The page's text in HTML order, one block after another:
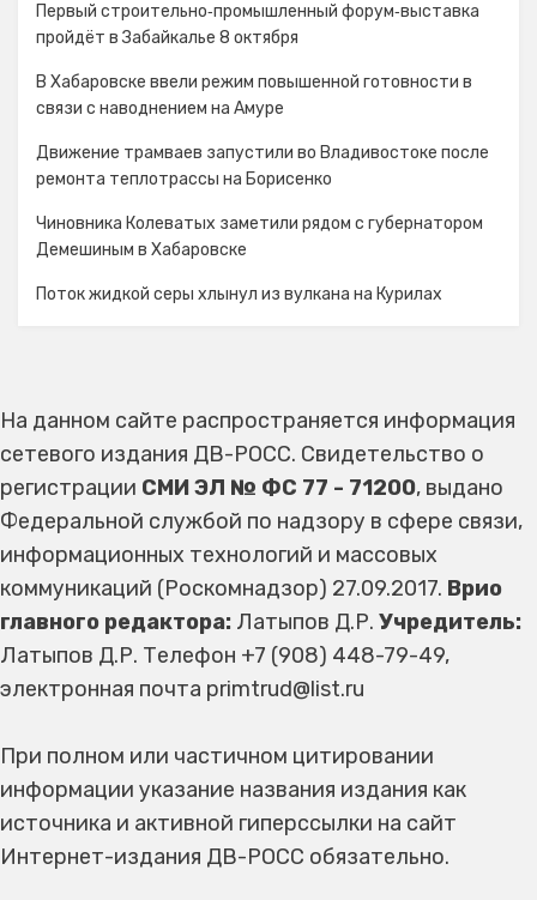
Первый строительно‑промышленный форум‑выставка
пройдёт в Забайкалье 8 октября
В Хабаровске ввели режим повышенной готовности в
связи с наводнением на Амуре
Движение трамваев запустили во Владивостоке после
ремонта теплотрассы на Борисенко
Чиновника Колеватых заметили рядом с губернатором
Демешиным в Хабаровске
Поток жидкой серы хлынул из вулкана на Курилах
На данном сайте распространяется информация
сетевого издания ДВ-РОСС. Свидетельство о
регистрации СМИ ЭЛ № ФС 77 - 71200, выдано
Федеральной службой по надзору в сфере связи,
информационных технологий и массовых
коммуникаций (Роскомнадзор) 27.09.2017. Врио
главного редактора: Латыпов Д.Р. Учредитель:
Латыпов Д.Р. Телефон +7 (908) 448-79-49,
электронная почта primtrud@list.ru
При полном или частичном цитировании
информации указание названия издания как
источника и активной гиперссылки на сайт
Интернет-издания ДВ-РОСС обязательно.